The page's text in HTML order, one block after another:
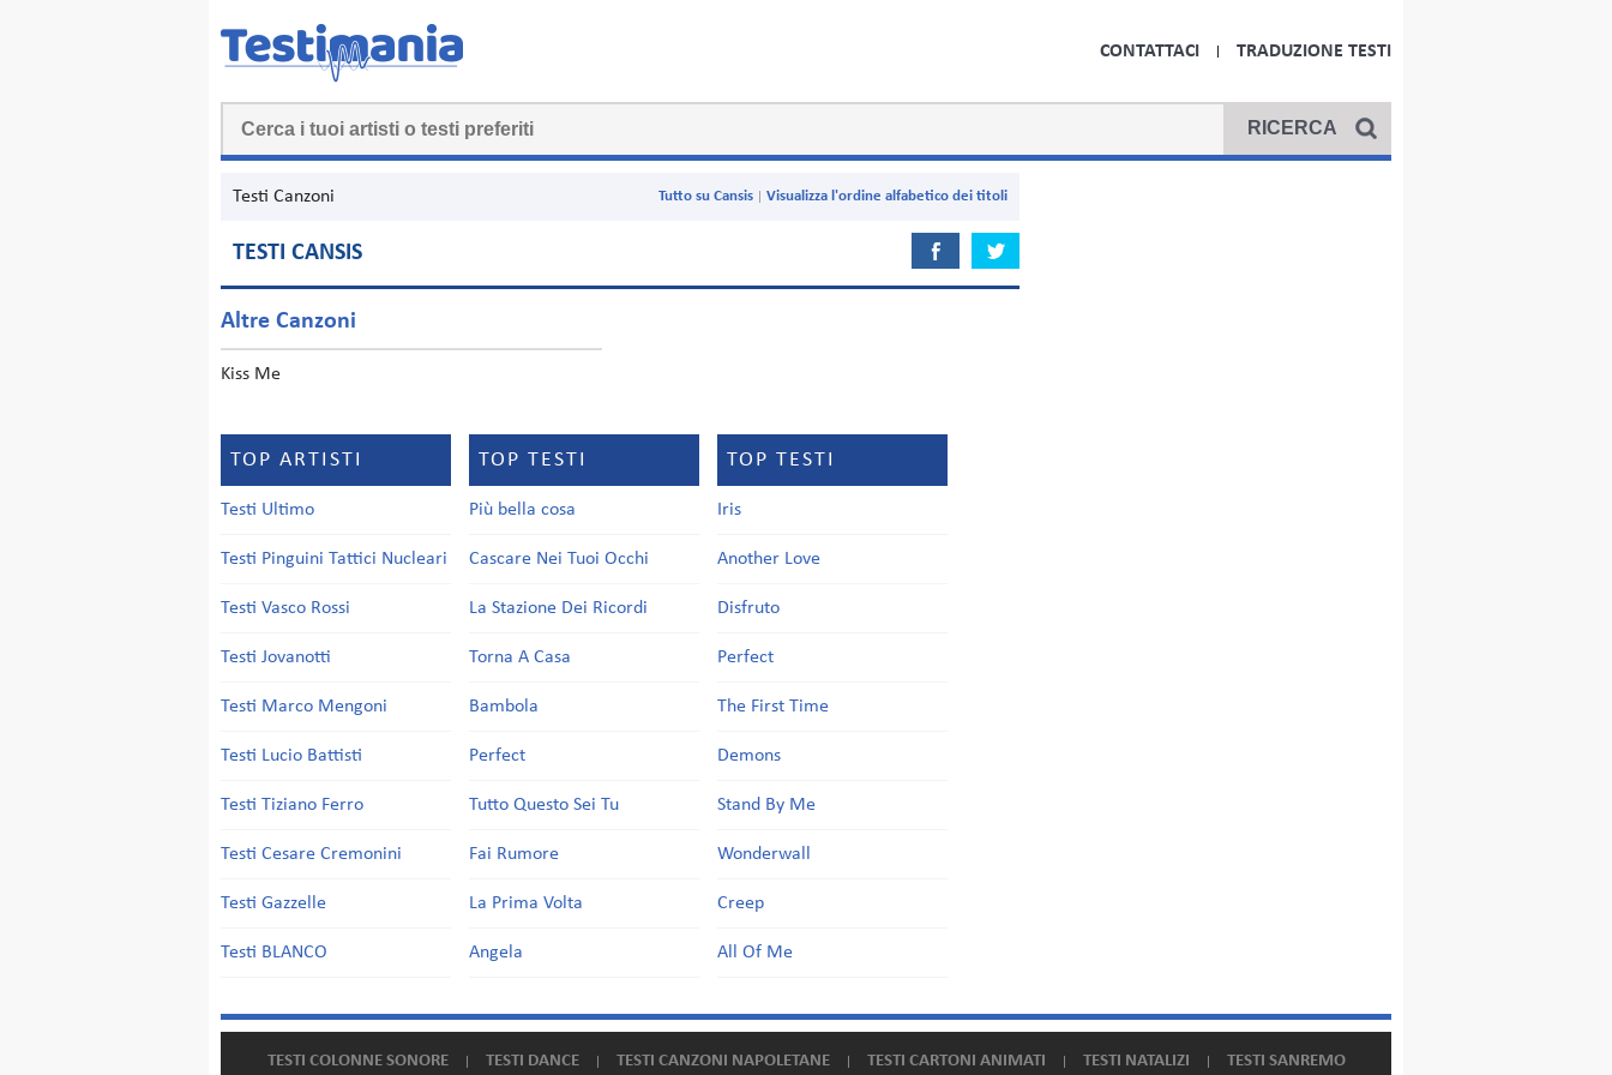
CONTATTACI TRADUZIONE TESTI
Testi Canzoni Visualizza l'ordine alfabetico dei titoli
Tutto su Cansis
TESTI CANSIS
Altre Canzoni
Kiss Me
TOP ARTISTI
Testi Ultimo
Testi Pinguini Tattici Nucleari
Testi Vasco Rossi
Testi Jovanotti
Testi Marco Mengoni
Testi Lucio Battisti
Testi Tiziano Ferro
Testi Cesare Cremonini
Testi Gazzelle
Testi BLANCO
TOP TESTI
Più bella cosa
Cascare Nei Tuoi Occhi
La Stazione Dei Ricordi
Torna A Casa
Bambola
Perfect
Tutto Questo Sei Tu
Fai Rumore
La Prima Volta
Angela
TOP TESTI
Iris
Another Love
Disfruto
Perfect
The First Time
Demons
Stand By Me
Wonderwall
Creep
All Of Me
TESTI COLONNE SONORE TESTI DANCE TESTI CANZONI NAPOLETANE TESTI CARTONI ANIMATI TESTI NATALIZI TESTI SANREMO